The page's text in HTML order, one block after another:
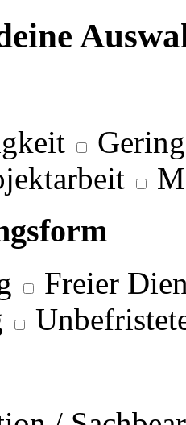
Freier